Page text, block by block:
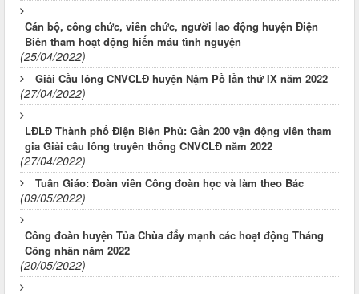
Cán bộ, công chức, viên chức, người lao động huyện Điện
Biên tham hoạt động hiến máu tình nguyện
(25/04/2022)
Giải Cầu lông CNVCLĐ huyện Nậm Pồ lần thứ IX năm 2022
(27/04/2022)
LĐLĐ Thành phố Điện Biên Phủ: Gần 200 vận động viên tham
gia Giải cầu lông truyền thống CNVCLĐ năm 2022
(27/04/2022)
Tuần Giáo: Đoàn viên Công đoàn học và làm theo Bác
(09/05/2022)
Công đoàn huyện Tủa Chùa đẩy mạnh các hoạt động Tháng
Công nhân năm 2022
(20/05/2022)